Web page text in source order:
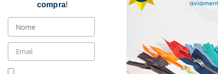
compra!